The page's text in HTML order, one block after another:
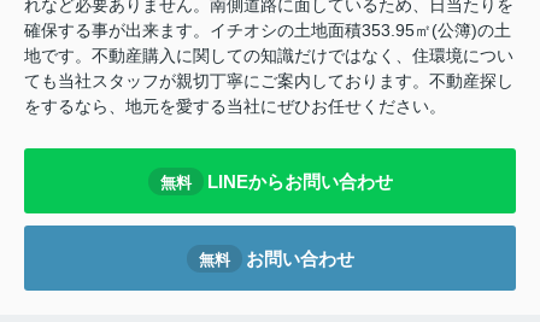
れなど必要ありません。南側道路に面しているため、日当たりを
確保する事が出来ます。イチオシの土地面積353.95㎡(公簿)の土
地です。不動産購入に関しての知識だけではなく、住環境につい
ても当社スタッフが親切丁寧にご案内しております。不動産探し
をするなら、地元を愛する当社にぜひお任せください。
無料 LINEからお問い合わせ
無料 お問い合わせ